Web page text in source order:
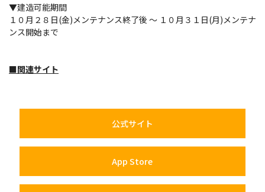
▼建造可能期間
１０月２８日(金)メンテナンス終了後 ～ １０月３１日(月)メンテナ
ンス開始まで
■関連サイト
公式サイト
App Store